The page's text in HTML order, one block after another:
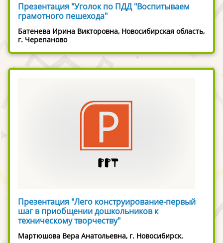
Презентация "Уголок по ПДД "Воспитываем
грамотного пешехода"
Батенева Ирина Викторовна, Новосибирская область,
г. Черепаново
Презентация "Лего конструирование-первый
шаг в приобщении дошкольников к
техническому творчеству"
Мартюшова Вера Анатольевна, г. Новосибирск.